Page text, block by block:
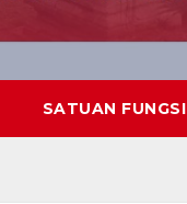
SATUAN FUNGSI